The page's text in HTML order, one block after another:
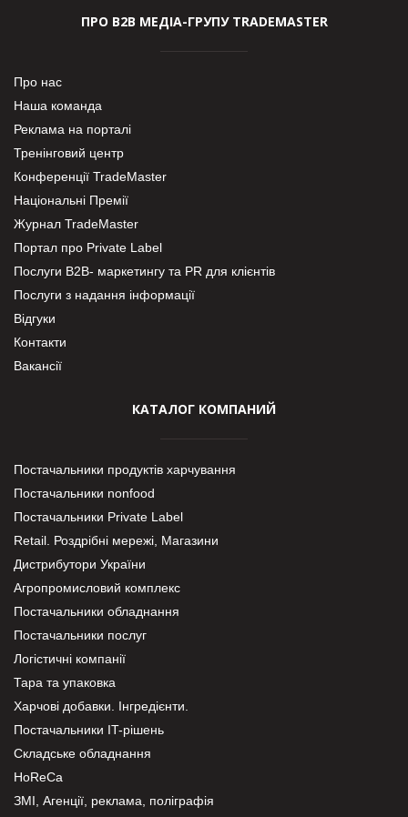
ПРО В2В МЕДІА-ГРУПУ TRADEMASTER
Про нас
Наша команда
Реклама на порталі
Тренінговий центр
Конференції TradeMaster
Національні Премії
Журнал TradeMaster
Портал про Private Label
Послуги В2В- маркетингу та PR для клієнтів
Послуги з надання інформації
Відгуки
Контакти
Вакансії
КАТАЛОГ КОМПАНИЙ
Постачальники продуктів харчування
Постачальники nonfood
Постачальники Private Label
Retail. Роздрібні мережі, Магазини
Дистрибутори України
Агропромисловий комплекс
Постачальники обладнання
Постачальники послуг
Логістичні компанії
Тара та упаковка
Харчові добавки. Інгредієнти.
Постачальники IT-рішень
Складське обладнання
HoReCa
ЗМІ, Агенції, реклама, поліграфія